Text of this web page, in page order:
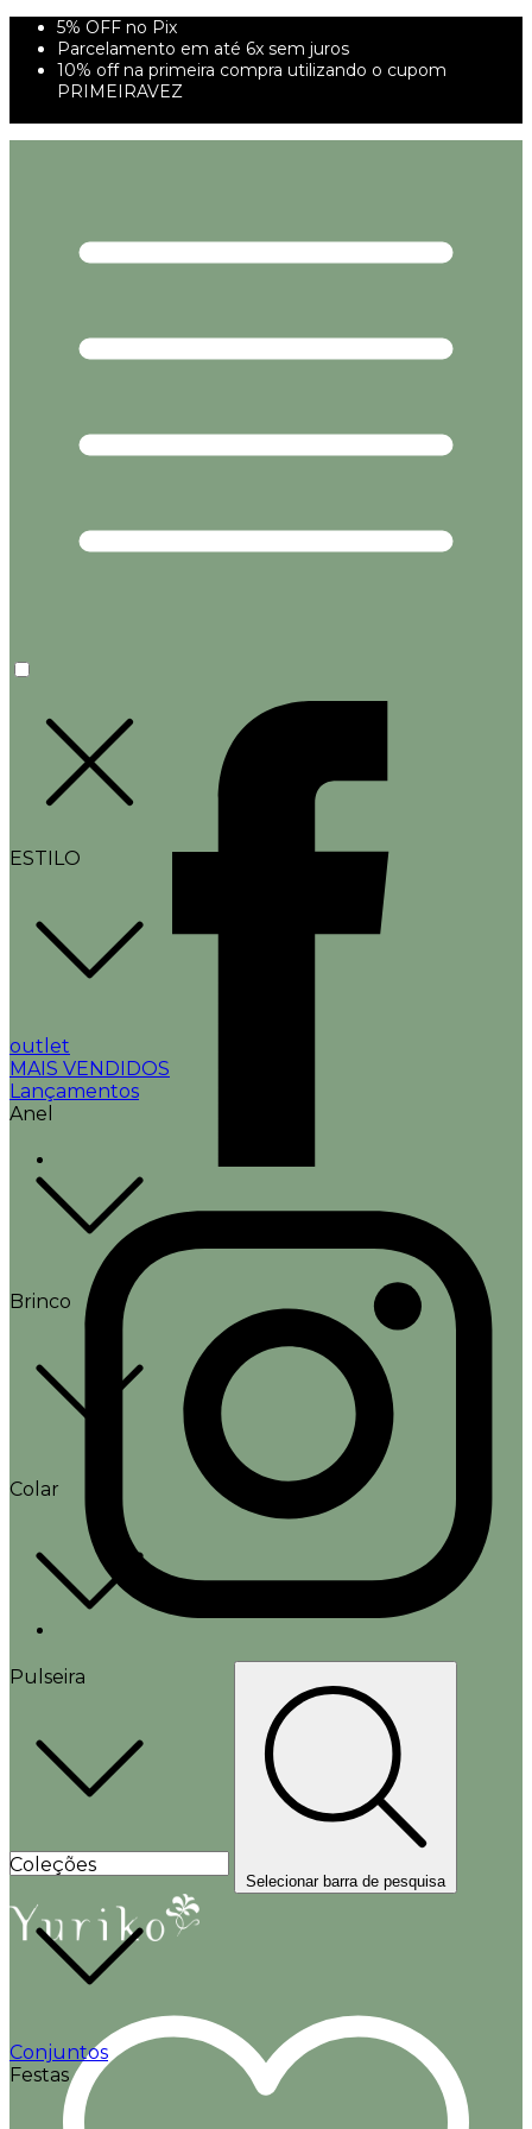
5% OFF no Pix
Parcelamento em até 6x sem juros
10% off na primeira compra utilizando o cupom
PRIMEIRAVEZ
ESTILO
outlet
MAIS VENDIDOS
Lançamentos
Anel
Brinco
Colar
Pulseira
Coleções
Conjuntos
Festas
Selecionar barra de pesquisa